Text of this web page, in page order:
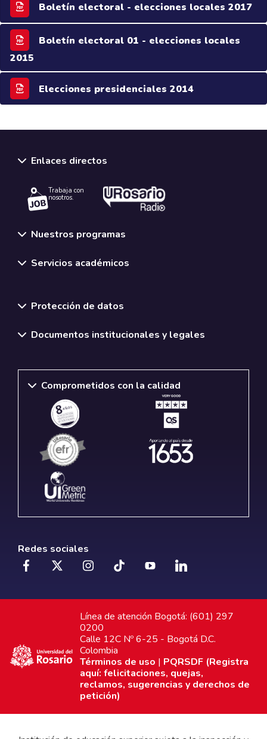
Boletín electoral - elecciones locales 2017
Boletín electoral 01 - elecciones locales
2015
Elecciones presidenciales 2014
Enlaces directos
Trabaja con
nosotros.
Nuestros programas
Servicios académicos
Protección de datos
Documentos institucionales y legales
Comprometidos con la calidad
Redes sociales
Línea de atención Bogotá: (601) 297
0200
Calle 12C Nº 6-25 - Bogotá D.C.
Colombia
Términos de uso | PQRSDF (Registra
aquí: felicitaciones, quejas,
reclamos, sugerencias y derechos de
petición)